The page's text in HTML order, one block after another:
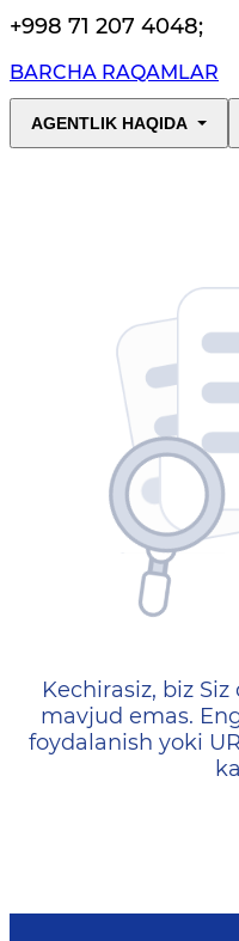
+998 71 207 4048;
BARCHA RAQAMLAR
AGENTLIK HAQIDA
404 —
Kechirasiz, biz
mavjud emas.
foydalanish yoki